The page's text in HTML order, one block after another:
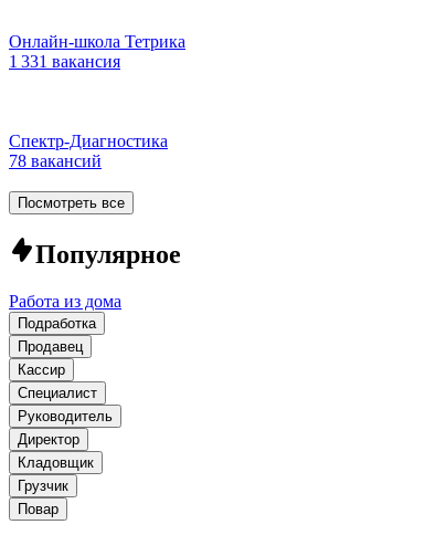
Онлайн-школа Тетрика
1 331 вакансия
Спектр-Диагностика
78 вакансий
Посмотреть все
Популярное
Работа из дома
Подработка
Продавец
Кассир
Специалист
Руководитель
Директор
Кладовщик
Грузчик
Повар